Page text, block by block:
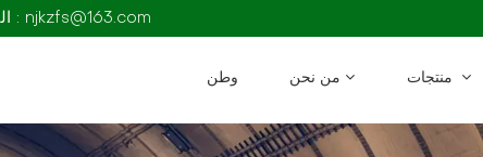
البريد الإلكتروني : njkzfs@163.com
وطن من نحن